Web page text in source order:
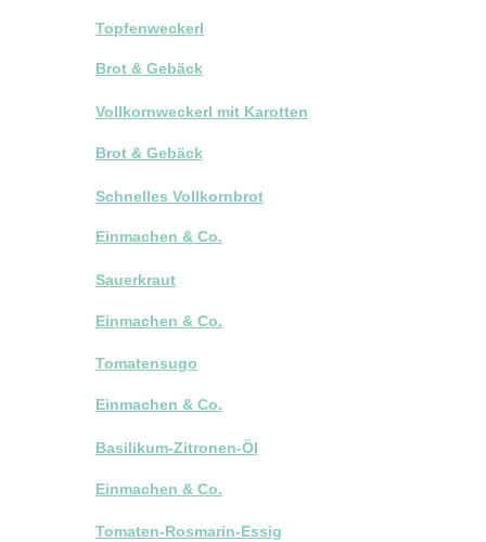
Topfenweckerl
Brot & Gebäck
Vollkornweckerl mit Karotten
Brot & Gebäck
Schnelles Vollkornbrot
Einmachen & Co.
Sauerkraut
Einmachen & Co.
Tomatensugo
Einmachen & Co.
Basilikum-Zitronen-Öl
Einmachen & Co.
Tomaten-Rosmarin-Essig